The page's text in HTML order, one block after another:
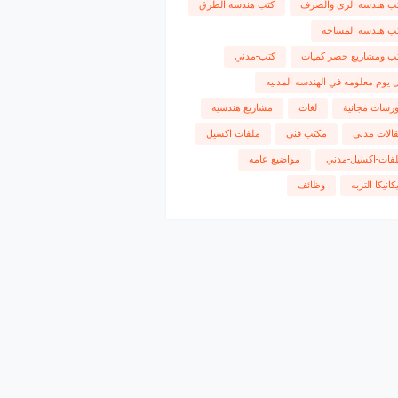
هندسه الرى والصرف كتب هندسه الطرق
هندسه المساحه
ومشاريع حصر كميات كتب-مدني
يوم معلومه في الهندسه المدنيه
مجانية لغات مشاريع هندسيه
مدني مكتب فني ملفات اكسيل
اكسيل-مدني مواضيع عامه
التربه وظائف